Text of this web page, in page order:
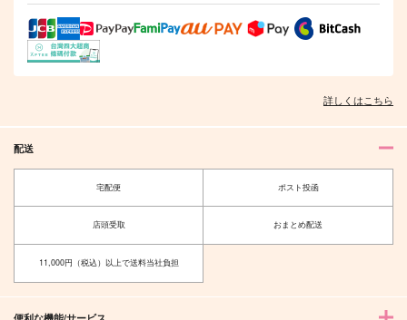
詳しくはこちら
配送
宅配便 ポスト投函
店頭受取 おまとめ配送
11,000円（税込）以上で送料当社負担